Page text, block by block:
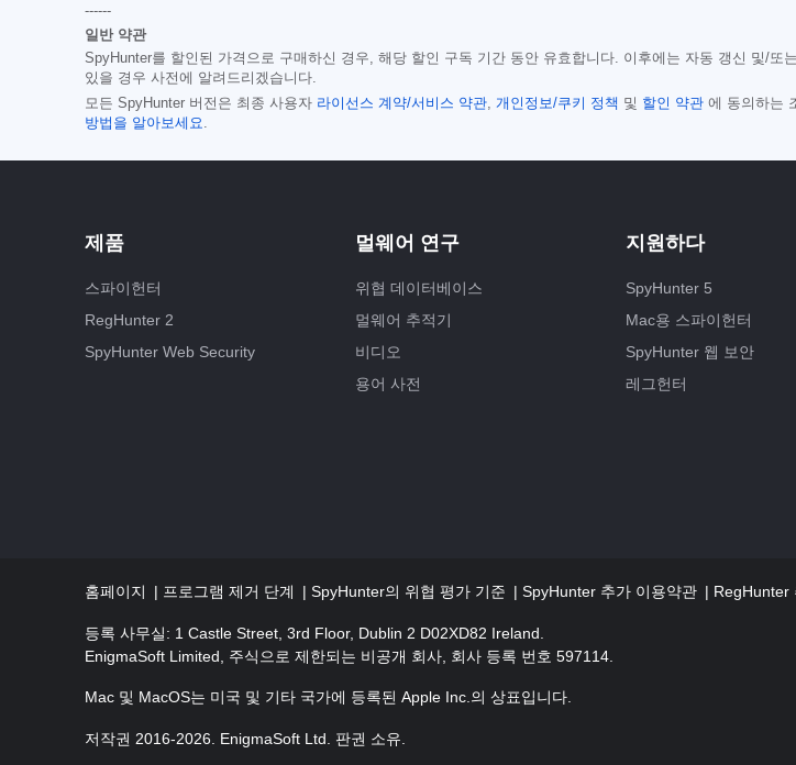
------
일반 약관
SpyHunter를 할인된 가격으로 구매하신 경우, 해당 할인 구독 기간 동안 유효합니다. 이후에는 자동 갱신 및/
있을 경우 사전에 알려드리겠습니다.
모든 SpyHunter 버전은 최종 사용자 라이선스 계약/서비스 약관 개인정보/쿠키 정책 및 할인 약관 에 동의하는
방법을 알아보세요
제품
스파이헌터
RegHunter 2
SpyHunter Web Security
멀웨어 연구
위협 데이터베이스
멀웨어 추적기
비디오
용어 사전
지원하다
SpyHunter 5
Mac용 스파이헌터
SpyHunter 웹 보안
레그헌터
홈페이지 프로그램 제거 단계 SpyHunter의 위협 평가 기준 SpyHunter 추가 이용약관 RegHunter
등록 사무실: 1 Castle Street, 3rd Floor, Dublin 2 D02XD82 Ireland.
EnigmaSoft Limited, 주식으로 제한되는 비공개 회사, 회사 등록 번호 597114.
Mac 및 MacOS는 미국 및 기타 국가에 등록된 Apple Inc.의 상표입니다.
저작권 2016-2026. EnigmaSoft Ltd. 판권 소유.